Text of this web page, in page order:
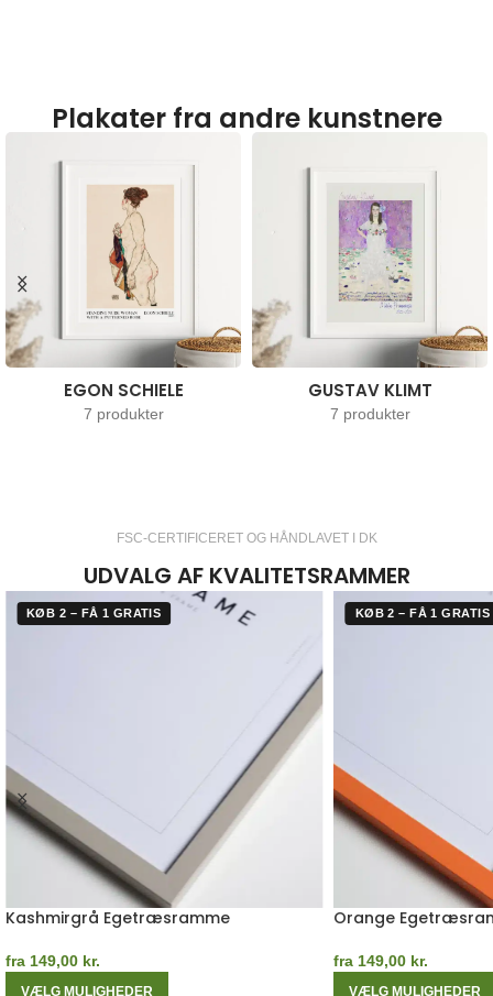
Plakater fra andre kunstnere
EGON SCHIELE
7 produkter
GUSTAV KLIMT
7 produkter
FSC-CERTIFICERET OG HÅNDLAVET I DK
UDVALG AF KVALITETSRAMMER
KØB 2 – FÅ 1 GRATIS
Kashmirgrå Egetræsramme
fra 149,00 kr.
VÆLG MULIGHEDER
KØB 2 – FÅ 1 GRATIS
Orange
fra 149,00 kr.
VÆLG MULIGHEDER